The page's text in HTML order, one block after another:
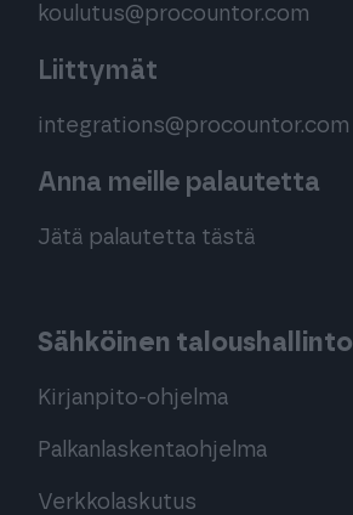
koulutus@procountor.com
Liittymät
integrations@procountor.com
Anna meille palautetta
Jätä palautetta tästä
Sähköinen taloushallinto
Kirjanpito-ohjelma
Palkanlaskentaohjelma
Verkkolaskutus